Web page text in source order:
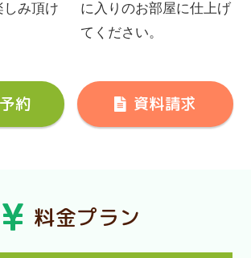
しみ頂け
に入りのお部屋に仕上げ
てください。
約 資料請求
料金プラン